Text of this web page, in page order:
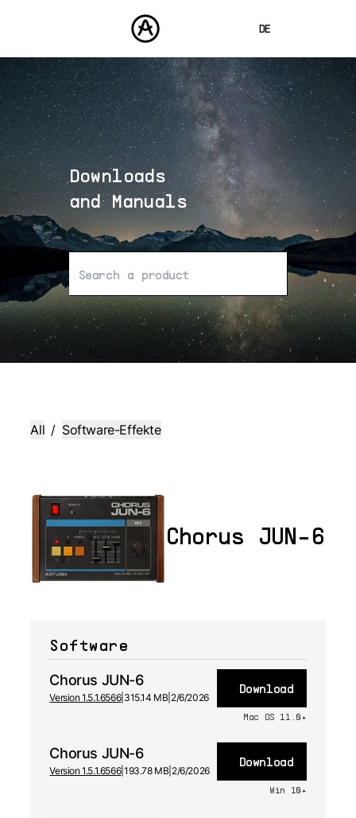
DE
ENGLISH
FRANÇAIS
ESPAÑOL
日本語
中文
PRODUKTE
SOUNDS
STORE
COMMUNITY
SUPPORT
Downloads
and Manuals
Keine Ergebnisse gefunden
All / Software-Effekte
Chorus JUN-6
Software
Chorus JUN-6
Version 1.5.1.6566| 315.14 MB 2/6/2026
Download
Mac OS 11.0+
Chorus JUN-6
Version 1.5.1.6566| 193.78 MB 2/6/2026
Download
Win 10+